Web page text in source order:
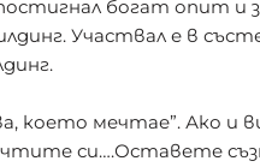
богат опит и
Участвал е в
което мечтае”. Ако и
си….Оставете